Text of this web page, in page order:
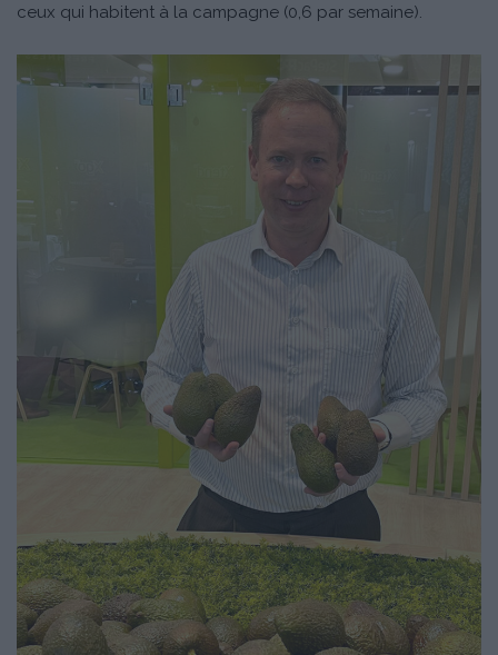
ceux qui habitent à la campagne (0,6 par semaine).